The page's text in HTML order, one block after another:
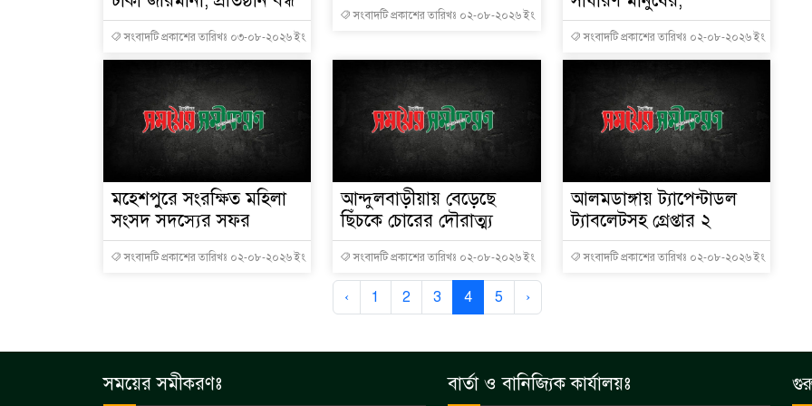
সংবাদটি প্রকাশের তারিখঃ ০৩-০৮-২০২৬ ইং
সংবাদটি প্রকাশের তারিখঃ ০২-০৮-২০২৬ ইং
সংবাদটি প্রকাশের তারিখঃ ০২-০৮-২০২৬ ইং
মহেশপুরে সংরক্ষিত মহিলা
সংসদ সদস্যের সফর
সংবাদটি প্রকাশের তারিখঃ ০২-০৮-২০২৬ ইং
আন্দুলবাড়ীয়ায় বেড়েছে
ছিঁচকে চোরের দৌরাত্ম্য
সংবাদটি প্রকাশের তারিখঃ ০২-০৮-২০২৬ ইং
আলমডাঙ্গায় ট্যাপেন্টাডল
ট্যাবলেটসহ গ্রেপ্তার ২
সংবাদটি প্রকাশের তারিখঃ ০২-০৮-২০২৬ ইং
‹ 1 2 3 4 5 ›
সময়ের সমীকরণঃ বার্তা ও বানিজ্যিক কার্যালয়ঃ